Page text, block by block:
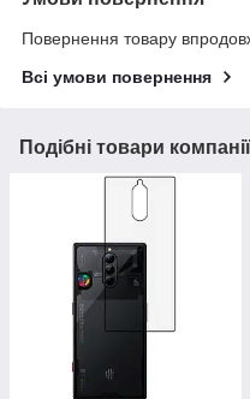
Повернення товару
Всі умови повернення
Подібні товари компанії